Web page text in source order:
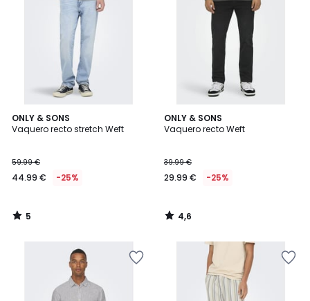
ONLY & SONS
Vaquero recto stretch Weft
59.99 €
44.99 € -25%
5
/
5
/
ONLY & SONS
Vaquero recto Weft
39.99 €
29.99 € -25%
4,6
/ 5
4,6
/